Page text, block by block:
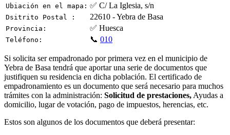
Ubiación en el mapa: ✅ C/ La Iglesia, s/n
Dsitrito Postal : 22610 - Yebra de Basa
Provincia: ✅ Huesca
Teléfono: 📞 010
Si solicita ser empadronado por primera vez en el municipio de
Yebra de Basa tendrá que aportar una serie de documentos que
justifiquen su residencia en dicha población. El certificado de
empadronamiento es un documento que será necesario para muchos
trámites con la administración: Solicitud de prestaciones, Ayudas a
domicilio, lugar de votación, pago de impuestos, herencias, etc.
Estos son algunos de los documentos que deberá presentar: